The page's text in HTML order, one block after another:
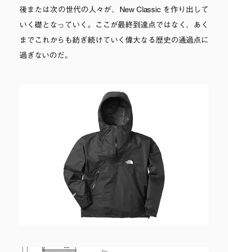
後または次の世代の人々が、New Classic を作り出して
いく礎となっていく。ここが最終到達点ではなく、あく
までこれからも紡ぎ続けていく偉大なる歴史の通過点に
過ぎないのだ。